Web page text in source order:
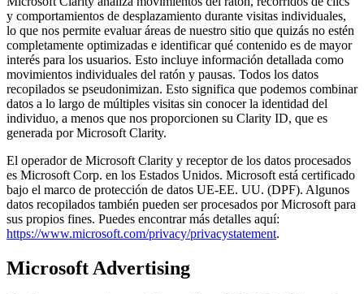
y comportamientos de desplazamiento durante visitas individuales,
lo que nos permite evaluar áreas de nuestro sitio que quizás no estén
completamente optimizadas e identificar qué contenido es de mayor
interés para los usuarios. Esto incluye información detallada como
movimientos individuales del ratón y pausas. Todos los datos
recopilados se pseudonimizan. Esto significa que podemos combinar
datos a lo largo de múltiples visitas sin conocer la identidad del
individuo, a menos que nos proporcionen su Clarity ID, que es
generada por Microsoft Clarity.
El operador de Microsoft Clarity y receptor de los datos procesados
es Microsoft Corp. en los Estados Unidos. Microsoft está certificado
bajo el marco de protección de datos UE-EE. UU. (DPF). Algunos
datos recopilados también pueden ser procesados por Microsoft para
sus propios fines. Puedes encontrar más detalles aquí:
https://www.microsoft.com/privacy/privacystatement.
Microsoft Advertising